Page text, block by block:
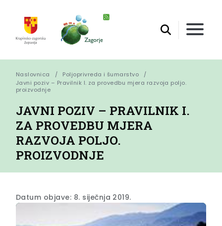
Naslovnica
Poljoprivreda i šumarstvo
Javni poziv – Pravilnik I. za provedbu mjera razvoja poljo.
proizvodnje
JAVNI POZIV – PRAVILNIK I.
ZA PROVEDBU MJERA
RAZVOJA POLJO.
PROIZVODNJE
Datum objave: 8. siječnja 2019.